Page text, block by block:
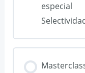
Clase de
Clase de
especial